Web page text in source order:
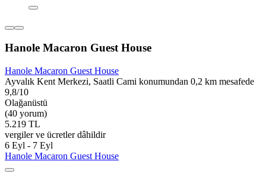
Hanole Macaron Guest House
Hanole Macaron Guest House
Ayvalık Kent Merkezi, Saatli Cami konumundan 0,2 km mesafede
9,8/10
Olağanüstü
(40 yorum)
5.219 TL
vergiler ve ücretler dâhildir
6 Eyl - 7 Eyl
Hanole Macaron Guest House